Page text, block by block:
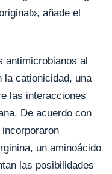
añade el
antimicrobianos al
la cationicidad, una
las interacciones
De acuerdo con
un aminoácido
las posibilidades